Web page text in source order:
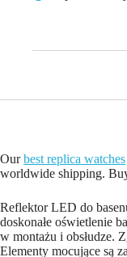
Ourbest replica watches
worldwide shipping.
Reflektor LED do
doskonałe oświetlenie
w montażu i obsłudze.
Elementy mocujące są